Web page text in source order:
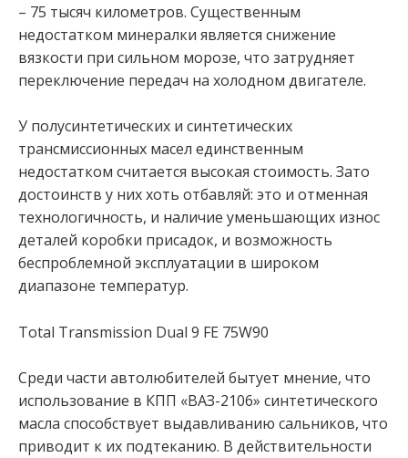
– 75 тысяч километров. Существенным
недостатком минералки является снижение
вязкости при сильном морозе, что затрудняет
переключение передач на холодном двигателе.
У полусинтетических и синтетических
трансмиссионных масел единственным
недостатком считается высокая стоимость. Зато
достоинств у них хоть отбавляй: это и отменная
технологичность, и наличие уменьшающих износ
деталей коробки присадок, и возможность
беспроблемной эксплуатации в широком
диапазоне температур.
Total Transmission Dual 9 FE 75W90
Среди части автолюбителей бытует мнение, что
использование в КПП «ВАЗ-2106» синтетического
масла способствует выдавливанию сальников, что
приводит к их подтеканию. В действительности